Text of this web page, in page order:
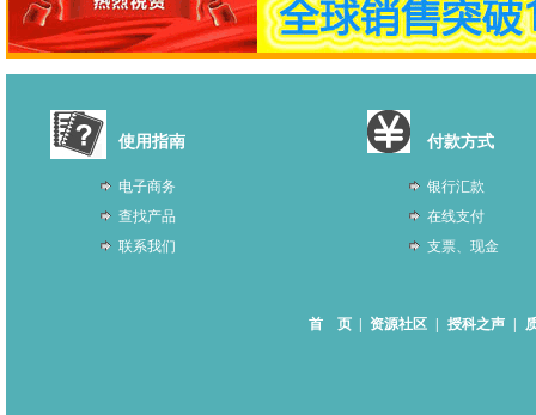
使用指南
电子商务
查找产品
联系我们
付款方式
银行汇款
在线支付
支票、现金
首 页 资源社区 授科之声